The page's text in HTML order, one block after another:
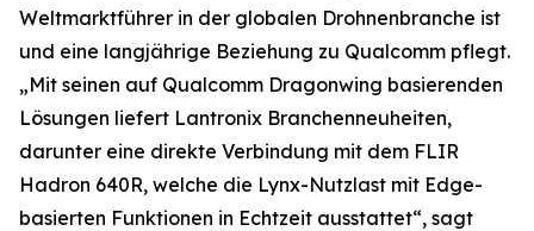
Weltmarktführer in der globalen Drohnenbranche ist
und eine langjährige Beziehung zu Qualcomm pflegt.
„Mit seinen auf Qualcomm Dragonwing basierenden
Lösungen liefert Lantronix Branchenneuheiten,
darunter eine direkte Verbindung mit dem FLIR
Hadron 640R, welche die Lynx-Nutzlast mit Edge-
basierten Funktionen in Echtzeit ausstattet“, sagt